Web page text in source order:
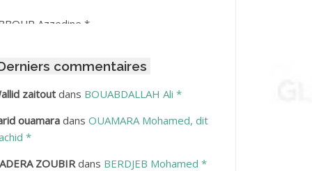
Azzedine *
Amar
Hamid
Mohamed
Lakhdar
commentaires
zaitoutdans BOUABDALLAH Ali *
ouamaradans OUAMARA Mohamed, dit
*
ZOUBIRdans BERDJEB Mohamed *